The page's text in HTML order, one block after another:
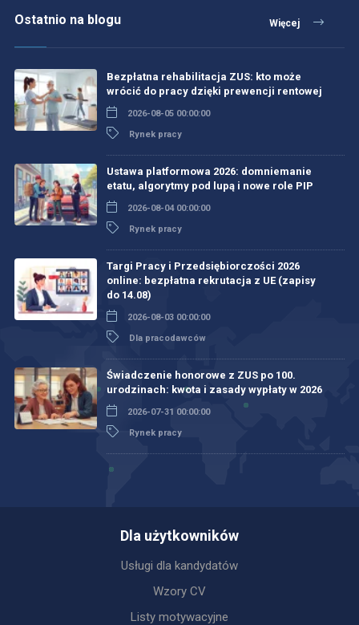
Ostatnio na blogu Więcej
Bezpłatna rehabilitacja ZUS: kto może
wrócić do pracy dzięki prewencji rentowej
2026-08-05 00:00:00
Rynek pracy
Ustawa platformowa 2026: domniemanie
etatu, algorytmy pod lupą i nowe role PIP
2026-08-04 00:00:00
Rynek pracy
Targi Pracy i Przedsiębiorczości 2026
online: bezpłatna rekrutacja z UE (zapisy
do 14.08)
2026-08-03 00:00:00
Dla pracodawców
Świadczenie honorowe z ZUS po 100.
urodzinach: kwota i zasady wypłaty w 2026
2026-07-31 00:00:00
Rynek pracy
Dla użytkowników
Usługi dla kandydatów
Wzory CV
Listy motywacyjne